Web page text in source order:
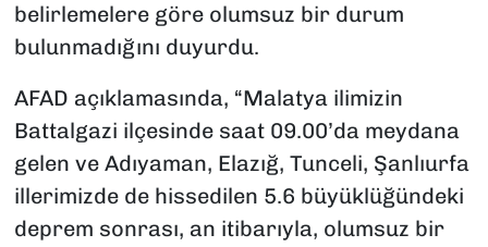
belirlemelere göre olumsuz bir durum
bulunmadığını duyurdu.
AFAD açıklamasında, “Malatya ilimizin
Battalgazi ilçesinde saat 09.00’da meydana
gelen ve Adıyaman, Elazığ, Tunceli, Şanlıurfa
illerimizde de hissedilen 5.6 büyüklüğündeki
deprem sonrası, an itibarıyla, olumsuz bir